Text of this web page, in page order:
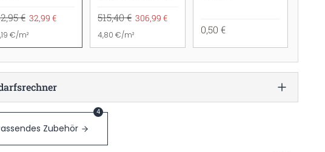
€ 32,99 €
€/m²
515,40 € 306,99 €
4,80 €/m² 0,50 €
Zubehör
4